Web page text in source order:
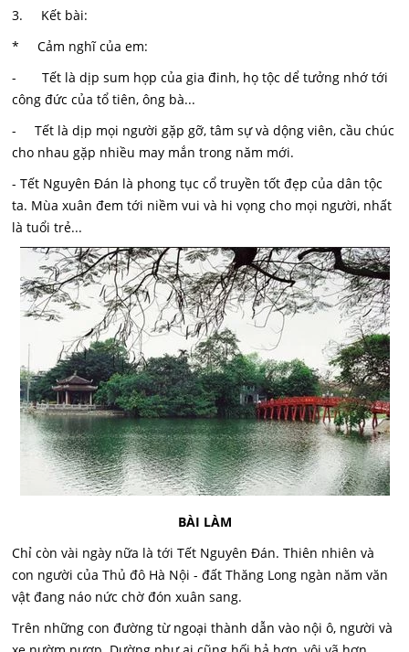
3. Kết bài:
* Cảm nghĩ của em:
- Tết là dịp sum họp của gia đinh, họ tộc dể tưởng nhớ tới
công đức của tổ tiên, ông bà...
- Tết là dịp mọi người gặp gỡ, tâm sự và dộng viên, cầu chúc
cho nhau gặp nhiều may mắn trong năm mới.
- Tết Nguyên Đán là phong tục cổ truyền tốt đẹp của dân tộc
ta. Mùa xuân đem tới niềm vui và hi vọng cho mọi người, nhất
là tuổi trẻ...
BÀI LÀM
Chỉ còn vài ngày nữa là tới Tết Nguyên Đán. Thiên nhiên và
con người của Thủ đô Hà Nội - đất Thăng Long ngàn năm văn
vật đang náo nức chờ đón xuân sang.
Trên những con đường từ ngoại thành dẫn vào nội ô, người và